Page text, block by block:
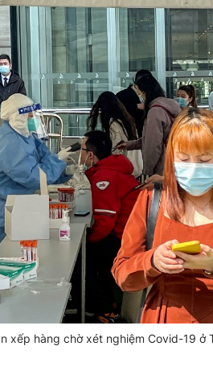
xếp hàng chờ xét nghiệm Covid-19 ở